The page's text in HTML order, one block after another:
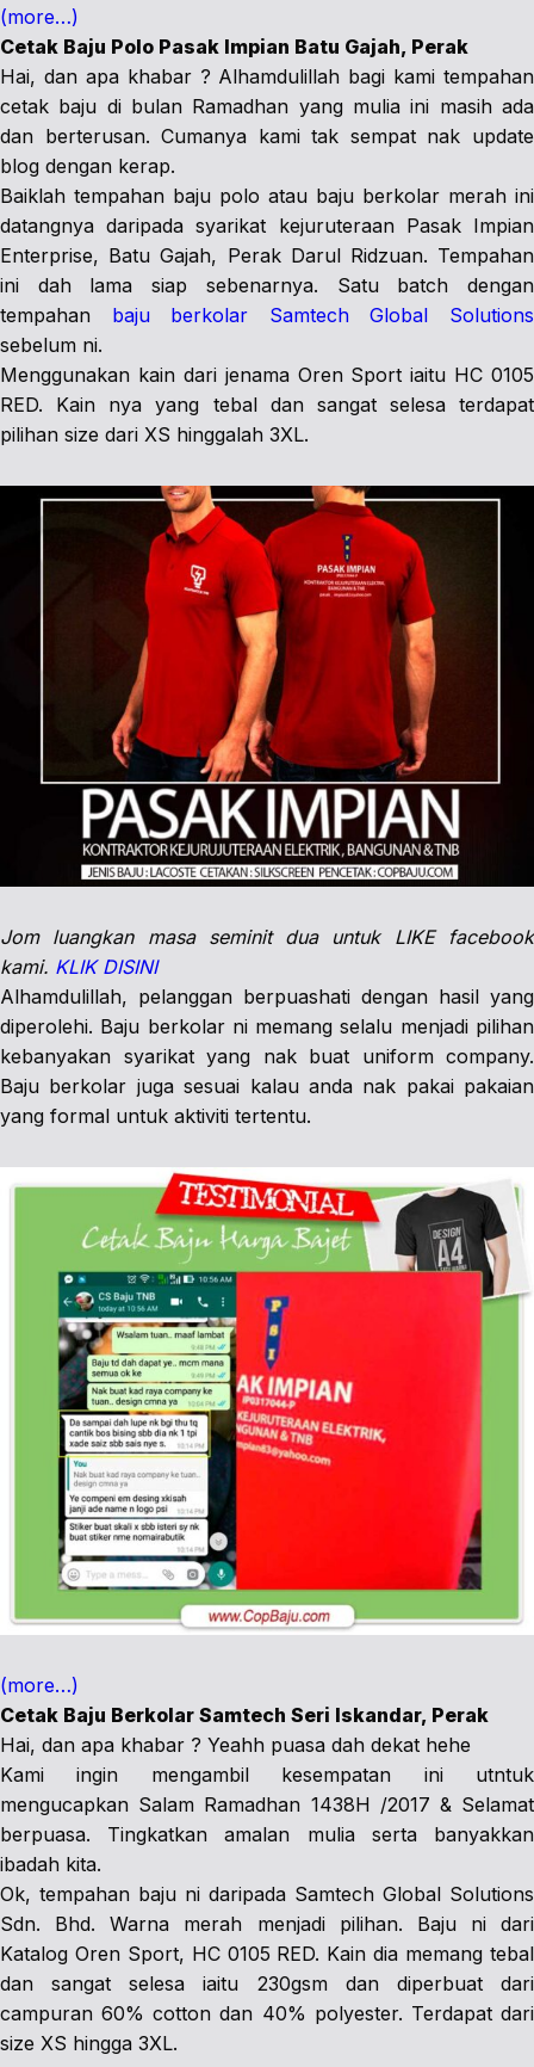
(more…)
Cetak Baju Polo Pasak Impian Batu Gajah, Perak
Hai, dan apa khabar ? Alhamdulillah bagi kami tempahan
cetak baju di bulan Ramadhan yang mulia ini masih ada
dan berterusan. Cumanya kami tak sempat nak update
blog dengan kerap.
Baiklah tempahan baju polo atau baju berkolar merah ini
datangnya daripada syarikat kejuruteraan Pasak Impian
Enterprise, Batu Gajah, Perak Darul Ridzuan. Tempahan
ini dah lama siap sebenarnya. Satu batch dengan
tempahan baju berkolar Samtech Global Solutions
sebelum ni.
Menggunakan kain dari jenama Oren Sport iaitu HC 0105
RED. Kain nya yang tebal dan sangat selesa terdapat
pilihan size dari XS hinggalah 3XL.
Jom luangkan masa seminit dua untuk LIKE facebook
kami. KLIK DISINI
Alhamdulillah, pelanggan berpuashati dengan hasil yang
diperolehi. Baju berkolar ni memang selalu menjadi pilihan
kebanyakan syarikat yang nak buat uniform company.
Baju berkolar juga sesuai kalau anda nak pakai pakaian
yang formal untuk aktiviti tertentu.
(more…)
Cetak Baju Berkolar Samtech Seri Iskandar, Perak
Hai, dan apa khabar ? Yeahh puasa dah dekat hehe
Kami ingin mengambil kesempatan ini utntuk
mengucapkan Salam Ramadhan 1438H /2017 & Selamat
berpuasa. Tingkatkan amalan mulia serta banyakkan
ibadah kita.
Ok, tempahan baju ni daripada Samtech Global Solutions
Sdn. Bhd. Warna merah menjadi pilihan. Baju ni dari
Katalog Oren Sport, HC 0105 RED. Kain dia memang tebal
dan sangat selesa iaitu 230gsm dan diperbuat dari
campuran 60% cotton dan 40% polyester. Terdapat dari
size XS hingga 3XL.